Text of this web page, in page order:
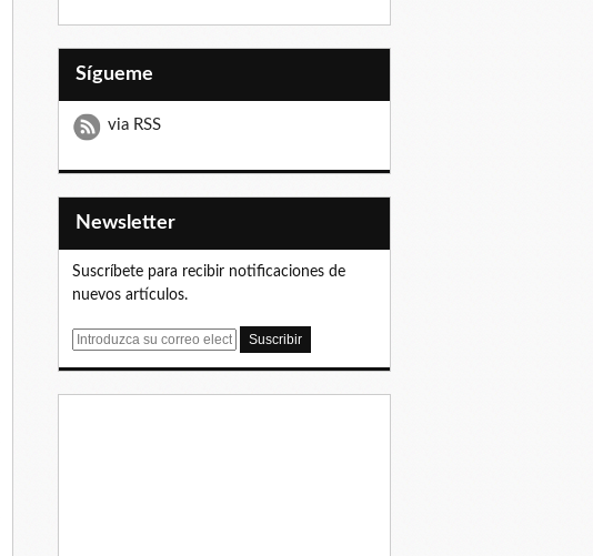
Sígueme
via RSS
Newsletter
Suscríbete para recibir notificaciones de
nuevos artículos.
E